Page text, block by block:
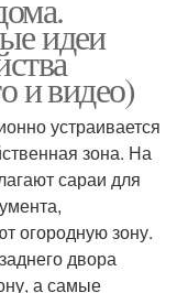
навесы
идеи
и видео)
устраивается
зона. На
сараи для
огородную зону.
двора
а самые